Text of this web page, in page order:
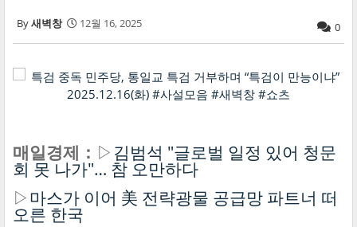
새벽창 12월 16, 2025 0
매일경제： ▷ 김범석 "글로벌 일정 있어 청문
회 못 나가"… 참 오만하다
▷마스가 이어 美 전략광물 공급망 파트너 떠
오른 한국